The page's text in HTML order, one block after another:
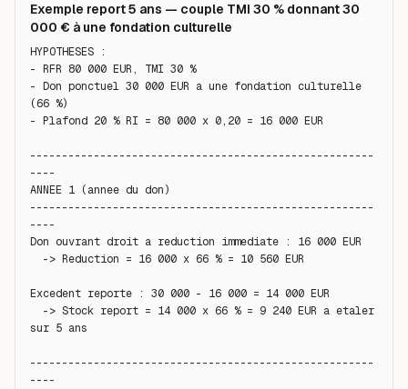
Exemple report 5 ans — couple TMI 30 % donnant 30
000 € à une fondation culturelle
HYPOTHESES :
- RFR 80 000 EUR, TMI 30 %
- Don ponctuel 30 000 EUR a une fondation culturelle
(66 %)
- Plafond 20 % RI = 80 000 x 0,20 = 16 000 EUR
------------------------------------------------------
----
ANNEE 1 (annee du don)
------------------------------------------------------
----
Don ouvrant droit a reduction immediate : 16 000 EUR
Excedent reporte : 30 000 - 16 000 = 14 000 EUR
sur 5 ans
------------------------------------------------------
----